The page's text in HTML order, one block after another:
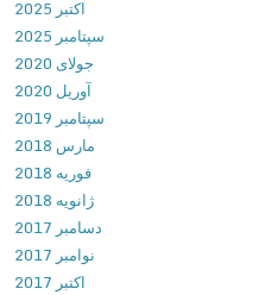
.
6
د
ا
ن
ل
و
د
ب
سپتامبر 2025
جولای 2020
آوریل 2020
سپتامبر 2019
مارس 2018
فوریه 2018
ژانویه 2018
دسامبر 2017
نوامبر 2017